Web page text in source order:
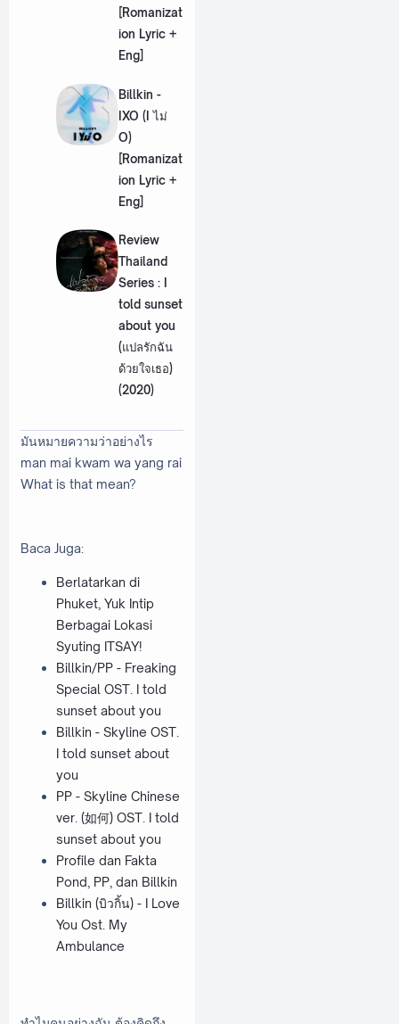
[Romanizat
ion Lyric +
Eng]
Billkin -
IXO (I ไม่
O)
[Romanizat
ion Lyric +
Eng]
Review
Thailand
Series : I
told sunset
about you
(แปลรักฉัน
ด้วยใจเธอ)
(2020)
มันหมายความว่าอย่างไร
man mai kwam wa yang rai
What is that mean?
Baca Juga:
Berlatarkan di
Phuket, Yuk Intip
Berbagai Lokasi
Syuting ITSAY!
Billkin/PP - Freaking
Special OST. I told
sunset about you
Billkin - Skyline OST.
I told sunset about
you
PP - Skyline Chinese
ver. (如何) OST. I told
sunset about you
Profile dan Fakta
Pond, PP, dan Billkin
Billkin (บิวกิ้น) - I Love
You Ost. My
Ambulance